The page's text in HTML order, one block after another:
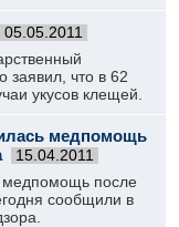
05.05.2011
что в 62
укусов клещей.
медпомощь
15.04.2011
медпомощь после
сообщили в